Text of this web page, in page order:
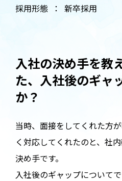
採用形態
新卒採用
入社の決め手を教
た、入社後のギャ
か？
当時、面接をしてくれた方
く対応してくれたのと、社
決め手です。
入社後のギャップについて